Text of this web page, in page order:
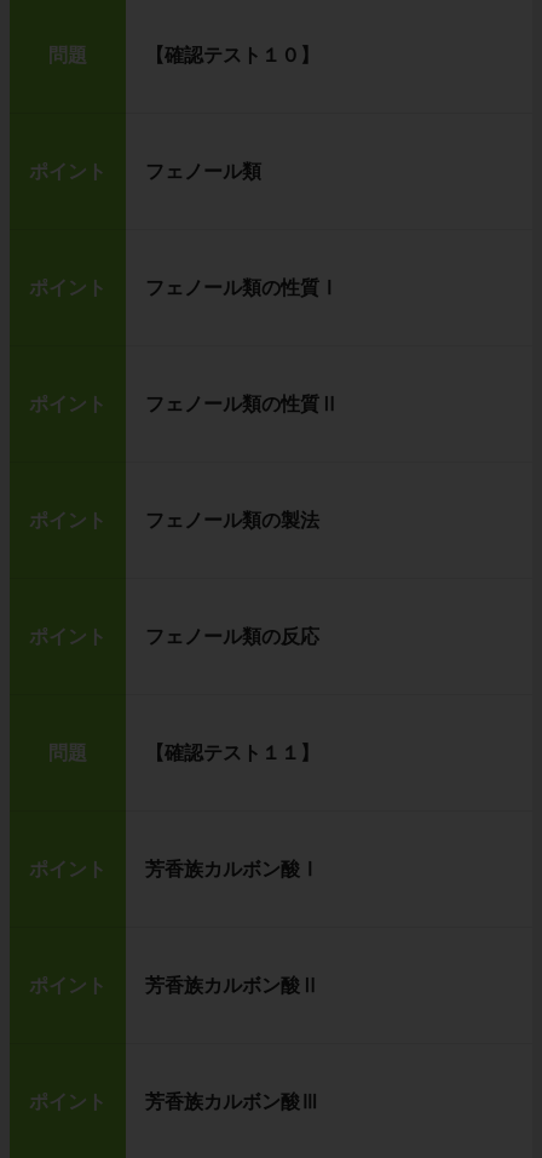
問題 【確認テスト１０】
ポイント フェノール類
ポイント フェノール類の性質Ⅰ
ポイント フェノール類の性質Ⅱ
ポイント フェノール類の製法
ポイント フェノール類の反応
問題 【確認テスト１１】
ポイント 芳香族カルボン酸Ⅰ
ポイント 芳香族カルボン酸Ⅱ
ポイント 芳香族カルボン酸Ⅲ